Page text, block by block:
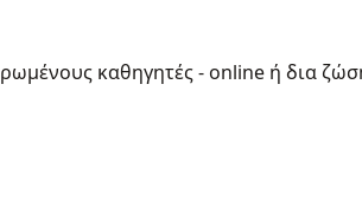
καθηγητές - online ή δια